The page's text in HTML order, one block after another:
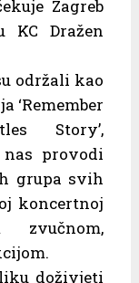
Zagreb
KC Dražen
održali kao
‘Remember
Story’,
provodi
grupa svih
koncertnoj
doživjeti